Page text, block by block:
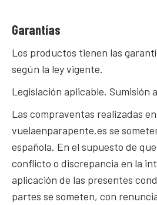
Garantías
Los productos tienen las
según la ley vigente.
Legislación aplicable. Sumisión
Las compraventas realizadas en
vuelaenparapente.es se
española. En el supuesto de
conflicto o discrepancia en la
aplicación de las presentes
partes se someten, con